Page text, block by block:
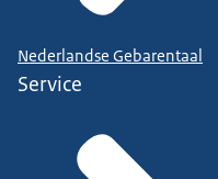
Nederlandse Gebarentaal
Service